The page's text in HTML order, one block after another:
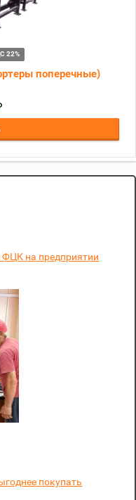
22%
поперечные)
ФЦК на предприятии
покупать